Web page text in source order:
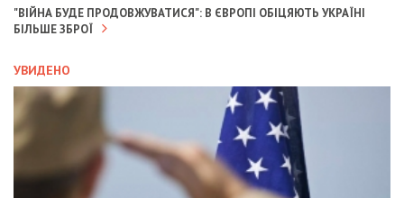
"ВІЙНА БУДЕ ПРОДОВЖУВАТИСЯ": В ЄВРОПІ ОБІЦЯЮТЬ УКРАЇНІ
БІЛЬШЕ ЗБРОЇ
УВИДЕНО